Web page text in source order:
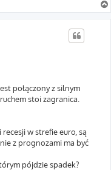
połączony z silnym
stoi zagranica.
w strefie euro, są
z prognozami ma być
pójdzie spadek?